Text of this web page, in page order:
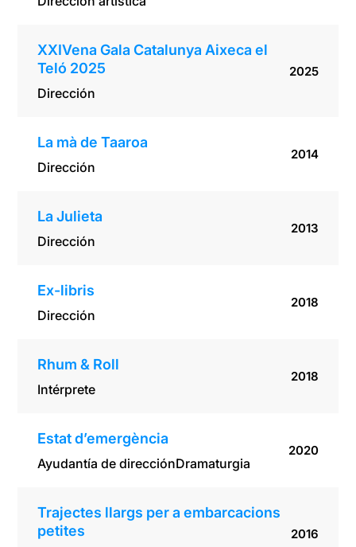
XXIVena Gala Catalunya Aixeca el
Teló 2025
Dirección
2025
La mà de Taaroa
Dirección
2014
La Julieta
Dirección
2013
Ex-libris
Dirección
2018
Rhum & Roll
Intérprete
2018
Estat d’emergència
Ayudantía de direcciónDramaturgia
2020
Trajectes llargs per a embarcacions
petites
2016